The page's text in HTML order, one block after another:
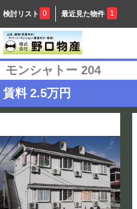
検討リスト 0 最近見た物件 1
モンシャトー 204
賃料 2.5万円